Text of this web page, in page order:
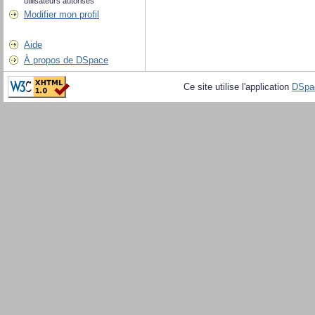
Modifier mon profil
Aide
À propos de DSpace
Ce site utilise l'application